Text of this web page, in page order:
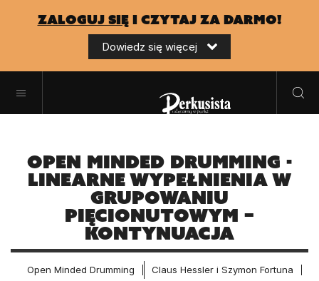
zaloguj sięi czytaj za darmo!
Dowiedz się więcej
Open Minded Drumming -
Linearne wypełnienia w
grupowaniu
pięcionutowym –
kontynuacja
Open Minded Drumming
Claus Hessler i Szymon Fortuna